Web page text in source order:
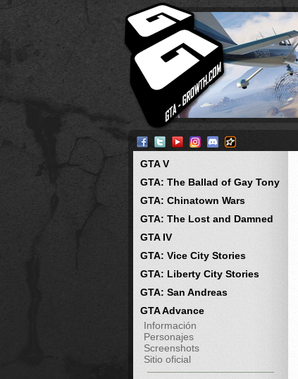
GTA V
GTA: The Ballad of Gay Tony
GTA: Chinatown Wars
GTA: The Lost and Damned
GTA IV
GTA: Vice City Stories
GTA: Liberty City Stories
GTA: San Andreas
GTA Advance
Información
Personajes
Screenshots
Sitio oficial